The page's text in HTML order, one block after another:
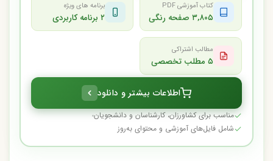
کتاب آموزشی PDF
۳,۸۰۵ صفحه رنگی
برنامه های ویژه
۲ برنامه کاربردی
مطالب اشتراکی
۵ مطلب تخصصی
اطلاعات بیشتر و دانلود
مناسب برای کشاورزان، کارشناسان و دانشجویان
شامل فایل‌های آموزشی و محتوای به‌روز